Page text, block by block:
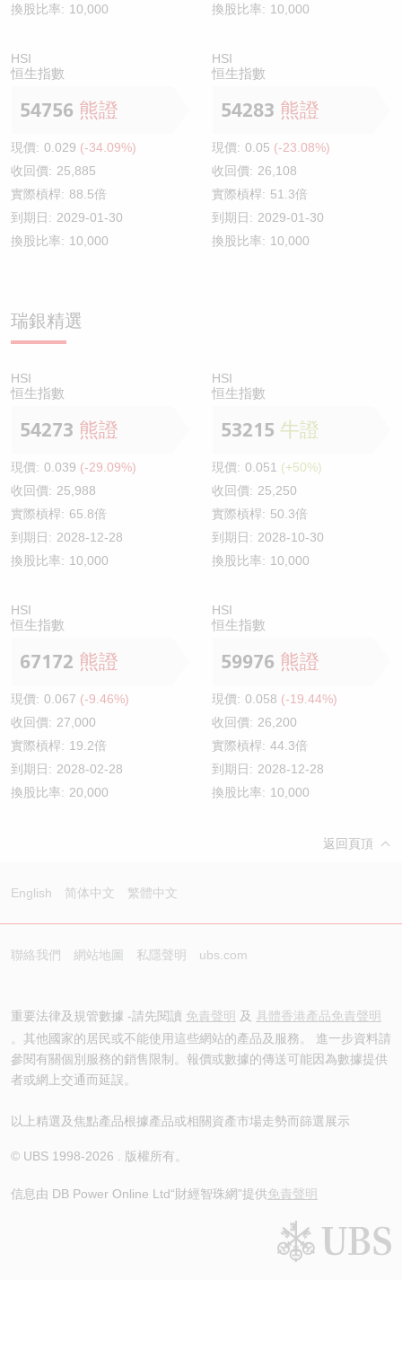
換股比率: 10,000
換股比率: 10,000
HSI
恒生指數
54756 熊證
現價: 0.029 (-34.09%)
收回價: 25,885
實際槓桿: 88.5倍
到期日: 2029-01-30
換股比率: 10,000
HSI
恒生指數
54283 熊證
現價: 0.05 (-23.08%)
收回價: 26,108
實際槓桿: 51.3倍
到期日: 2029-01-30
換股比率: 10,000
瑞銀精選
HSI
恒生指數
54273 熊證
現價: 0.039 (-29.09%)
收回價: 25,988
實際槓桿: 65.8倍
到期日: 2028-12-28
換股比率: 10,000
HSI
恒生指數
53215 牛證
現價: 0.051 (+50%)
收回價: 25,250
實際槓桿: 50.3倍
到期日: 2028-10-30
換股比率: 10,000
HSI
恒生指數
67172 熊證
現價: 0.067 (-9.46%)
收回價: 27,000
實際槓桿: 19.2倍
到期日: 2028-02-28
換股比率: 20,000
HSI
恒生指數
59976 熊證
現價: 0.058 (-19.44%)
收回價: 26,200
實際槓桿: 44.3倍
到期日: 2028-12-28
換股比率: 10,000
返回頁頂
English 简体中文 繁體中文
聯絡我們 網站地圖 私隱聲明 ubs.com
重要法律及規管數據 -請先閱讀 免責聲明 及 具體香港產品免責聲明
。其他國家的居民或不能使用這些網站的產品及服務。 進一步資料請
參閱有關個別服務的銷售限制。報價或數據的傳送可能因為數據提供
者或網上交通而延誤。
以上精選及焦點產品根據產品或相關資產市場走勢而篩選展示
© UBS 1998-2026 . 版權所有。
信息由 DB Power Online Ltd“財經智珠網”提供免責聲明